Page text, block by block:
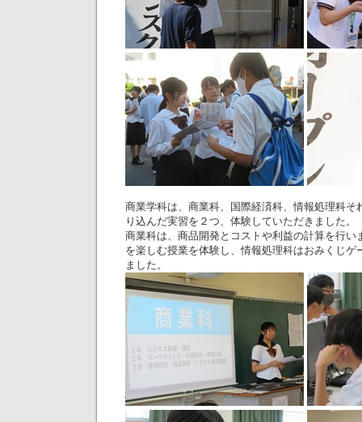
商業学科は、商業科、国際経済科、情報処理科そ
り込んだ実習を２つ、体験していただきました。
商業科は、商品開発とコストや利益の計算を行い
を楽しむ授業を体験し、情報処理科はおみくじゲ
ました。